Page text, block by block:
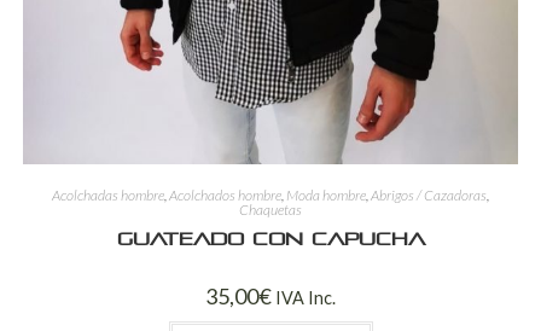
Acolchadas hombre Acolchados hombre Moda hombre Abrigos / Cazadoras
Chaquetas
Guateado con capucha
35,00€ IVA Inc.